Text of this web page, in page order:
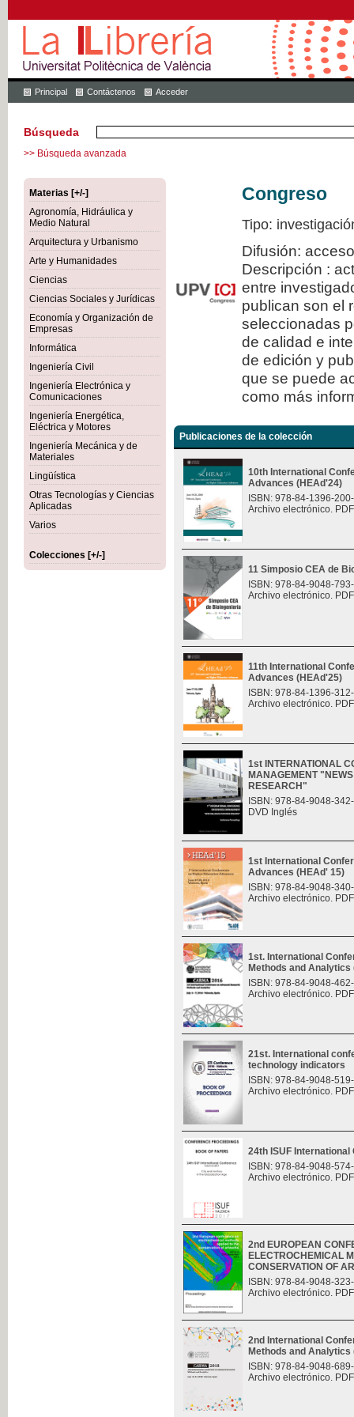
Principal Contáctenos Acceder
Búsqueda
>> Búsqueda avanzada
Materias [+/-]
Agronomía, Hidráulica y
Medio Natural
Arquitectura y Urbanismo
Arte y Humanidades
Ciencias
Ciencias Sociales y Jurídicas
Economía y Organización de
Empresas
Informática
Ingeniería Civil
Ingeniería Electrónica y
Comunicaciones
Ingeniería Energética,
Eléctrica y Motores
Ingeniería Mecánica y de
Materiales
Lingüística
Otras Tecnologías y Ciencias
Aplicadas
Varios
Colecciones [+/-]
Congreso
Tipo:
Difusión:
Descripción :
entre
publican son el
seleccionadas
de calidad e
de edición y
que se puede
como más
Publicaciones de la colección
10th International
Advances (HEAd'24)
ISBN: 978-84-1396-
Archivo electrónico.
11 Simposio CEA de
ISBN: 978-84-9048-
Archivo electrónico.
11th International
Advances (HEAd'25)
ISBN: 978-84-1396-
Archivo electrónico.
1st INTERNATIONAL
MANAGEMENT
RESEARCH"
ISBN: 978-84-9048-
DVD Inglés
1st International
Advances (HEAd' 15)
ISBN: 978-84-9048-
Archivo electrónico.
1st. International
Methods and Analytics
ISBN: 978-84-9048-
Archivo electrónico.
21st. International
technology indicators
ISBN: 978-84-9048-
Archivo electrónico.
24th ISUF
ISBN: 978-84-9048-
Archivo electrónico.
2nd EUROPEAN
ELECTROCHEMICAL
CONSERVATION OF
ISBN: 978-84-9048-
Archivo electrónico.
2nd International
Methods and Analytics
ISBN: 978-84-9048-
Archivo electrónico.